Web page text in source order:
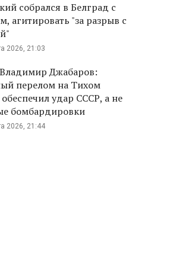
собрался в Белград с
агитировать "за разрыв с
2026, 21:03
Джабаров:
перелом на Тихом
обеспечил удар СССР, а не
бомбардировки
2026, 21:44